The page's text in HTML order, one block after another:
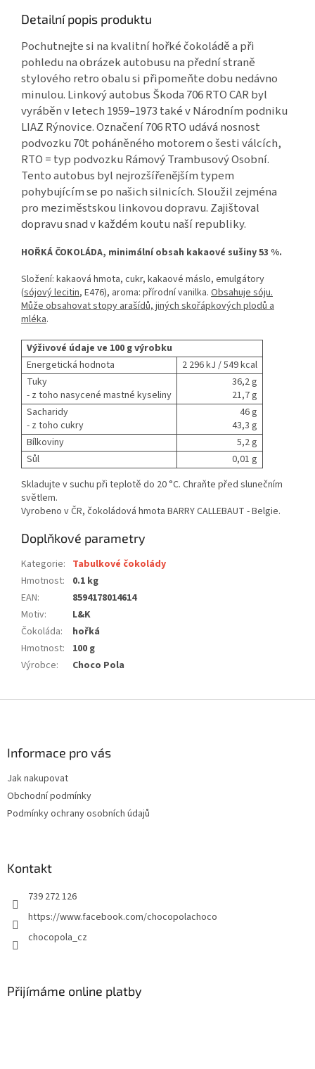
Detailní popis produktu
Pochutnejte si na kvalitní hořké čokoládě a při
pohledu na obrázek autobusu na přední straně
stylového retro obalu si připomeňte dobu nedávno
minulou. Linkový autobus Škoda 706 RTO CAR byl
vyráběn v letech 1959–1973 také v Národním podniku
LIAZ Rýnovice. Označení 706 RTO udává nosnost
podvozku 70t poháněného motorem o šesti válcích,
RTO = typ podvozku Rámový Trambusový Osobní.
Tento autobus byl nejrozšířenějším typem
pohybujícím se po našich silnicích. Sloužil zejména
pro meziměstskou linkovou dopravu. Zajištoval
dopravu snad v každém koutu naší republiky.
HOŘKÁ ČOKOLÁDA, minimální obsah kakaové sušiny 53 %.
Složení: kakaová hmota, cukr, kakaové máslo, emulgátory
(sójový lecitin, E476), aroma: přírodní vanilka. Obsahuje sóju.
Může obsahovat stopy arašídů, jiných skořápkových plodů a
mléka.
Výživové údaje ve 100 g výrobku
Energetická hodnota
2 296 kJ / 549 kcal
Tuky
- z toho nasycené mastné kyseliny
36,2 g
21,7 g
Sacharidy
- z toho cukry
46 g
43,3 g
Bílkoviny
5,2 g
Sůl
0,01 g
Skladujte v suchu při teplotě do 20 °C. Chraňte před slunečním
světlem.
Vyrobeno v ČR, čokoládová hmota BARRY CALLEBAUT - Belgie.
Doplňkové parametry
Kategorie: Tabulkové čokolády
Hmotnost:
0.1 kg
EAN:
8594178014614
Motiv:
L&K
Čokoláda:
hořká
Hmotnost:
100 g
Výrobce: Choco Pola
Informace pro vás
Jak nakupovat
Obchodní podmínky
Podmínky ochrany osobních údajů
Kontakt
739 272 126
https://www.facebook.com/chocopolachoco
chocopola_cz
Přijímáme online platby